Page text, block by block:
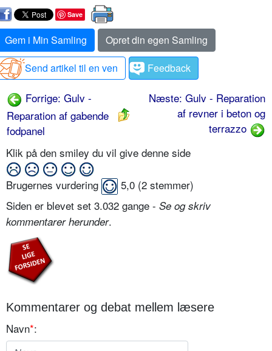
Save
Gem i Min Samling
Opret din egen Samling
Send artikel til en ven
Feedback
Forrige: Gulv -
Reparation af gabende
fodpanel
Næste: Gulv - Reparation
af revner i beton og
terrazzo
Klik på den smiley du vil give denne side
Brugernes vurdering 5,0 (2 stemmer)
Siden er blevet set 3.032 gange - Se og skriv
kommentarer herunder.
Kommentarer og debat mellem læsere
Navn*: